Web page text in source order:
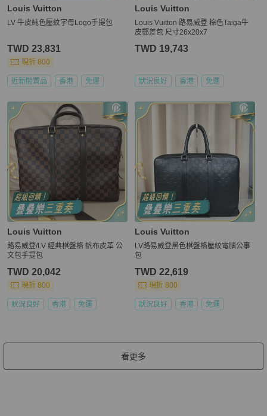
Louis Vuitton
LV 牛皮純色壓紋字母Logo手提包
TWD 23,831
現折 800
近新閒置品 香港 免運
Louis Vuitton
Louis Vuitton 路易威登 棕色Taiga牛
皮郵差包 尺寸26x20x7
TWD 19,743
狀況良好 香港 免運
Louis Vuitton
路易威登/LV 經典棋盤格 帆布皮革 公
文包手提包
TWD 20,042
現折 800
狀況良好 香港 免運
Louis Vuitton
LV路易威登黑色棋盤格壓紋電腦公事
包
TWD 22,619
現折 800
狀況良好 香港 免運
看更多